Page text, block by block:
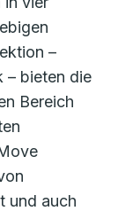
–
– bieten die
Bereich
und auch